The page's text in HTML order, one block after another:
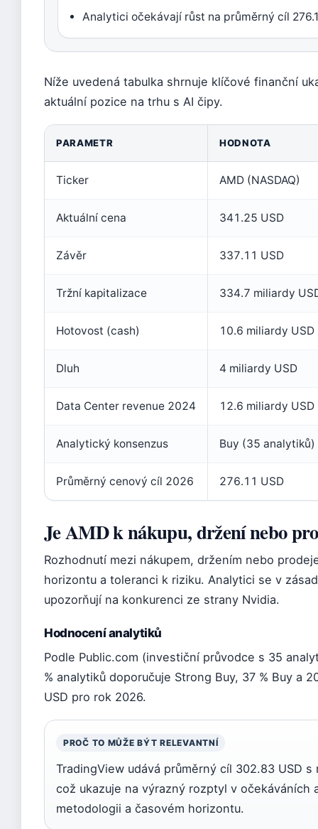
Analytici očekávají růst na průměrný cíl
Níže uvedená tabulka shrnuje klíčové finanční
aktuální pozice na trhu s AI čipy.
PARAMETR HODNOTA
Ticker AMD (NASDAQ)
Aktuální cena 341.25 USD
Závěr 337.11 USD
Tržní kapitalizace 334.7 miliardy
Hotovost (cash) 10.6 miliardy USD
Dluh 4 miliardy USD
Data Center revenue 2024 12.6 miliardy USD
Analytický konsenzus Buy (35 analytiků)
Průměrný cenový cíl 2026 276.11 USD
Je AMD k nákupu, držení nebo
Rozhodnutí mezi nákupem, držením nebo
horizontu a toleranci k riziku. Analytici se v
upozorňují na konkurenci ze strany Nvidia.
Hodnocení analytiků
Podle Public.com (investiční průvodce s 35
% analytiků doporučuje Strong Buy, 37 % Buy a
USD pro rok 2026.
PROČ TO MŮŽE BÝT RELEVANTNÍ
TradingView udává průměrný cíl 302.83 USD
což ukazuje na výrazný rozptyl v očekáváních
metodologii a časovém horizontu.